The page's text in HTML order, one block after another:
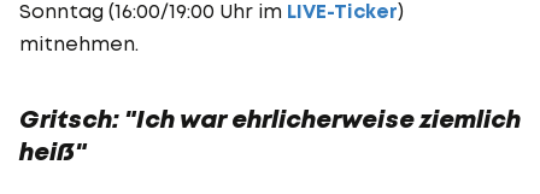
Sonntag (16:00/19:00 Uhr im LIVE-Ticker)
mitnehmen.
Gritsch: "Ich war ehrlicherweise ziemlich
heiß"